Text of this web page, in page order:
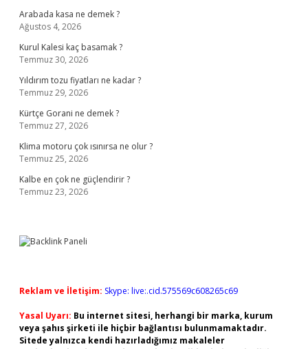
Arabada kasa ne demek ?
Ağustos 4, 2026
Kurul Kalesi kaç basamak ?
Temmuz 30, 2026
Yıldırım tozu fiyatları ne kadar ?
Temmuz 29, 2026
Kürtçe Gorani ne demek ?
Temmuz 27, 2026
Klima motoru çok ısınırsa ne olur ?
Temmuz 25, 2026
Kalbe en çok ne güçlendirir ?
Temmuz 23, 2026
Reklam ve İletişim: Skype: live:.cid.575569c608265c69
Yasal Uyarı: Bu internet sitesi, herhangi bir marka, kurum
veya şahıs şirketi ile hiçbir bağlantısı bulunmamaktadır.
Sitede yalnızca kendi hazırladığımız makaleler